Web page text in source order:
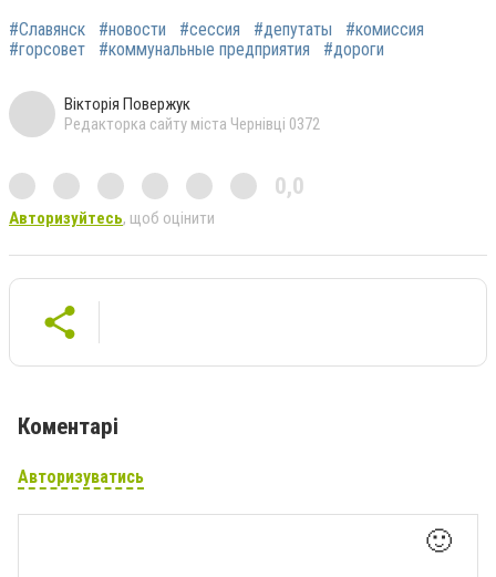
#Славянск #новости #сессия #депутаты
#комиссия
#горсовет
#коммунальные предприятия #дороги
Вікторія Повержук
Редакторка сайту міста Чернівці 0372
0,0
Авторизуйтесь, щоб оцінити
Коментарі
Авторизуватись
🙂